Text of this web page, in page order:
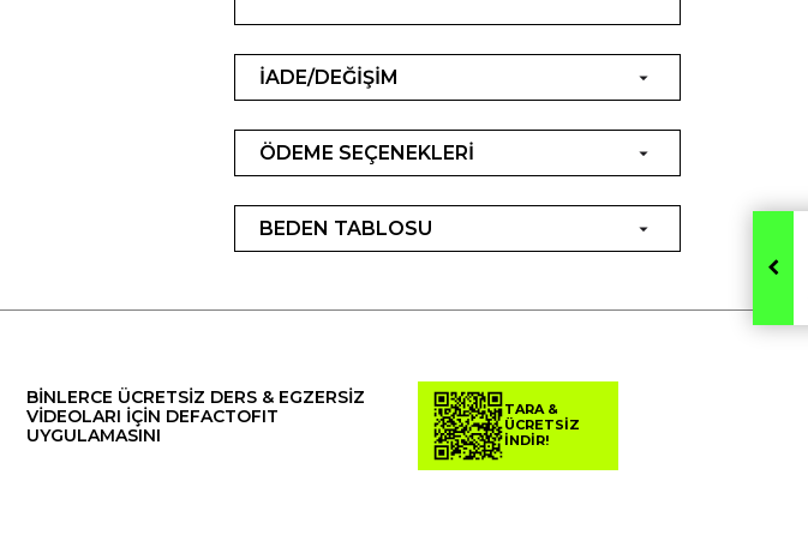
İADE/DEĞİŞİM
ÖDEME SEÇENEKLERİ
BEDEN TABLOSU
BİNLERCE ÜCRETSİZ DERS & EGZERSİZ
VİDEOLARI İÇİN DEFACTOFIT
UYGULAMASINI
TARA &
ÜCRETSİZ
İNDİR!